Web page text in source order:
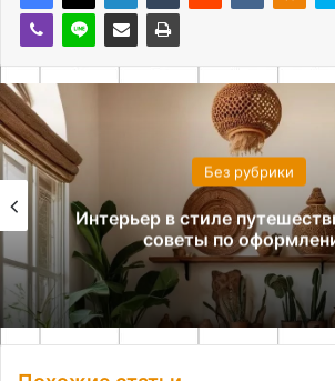
Без рубрики
Комната на двоих: как
комфортное